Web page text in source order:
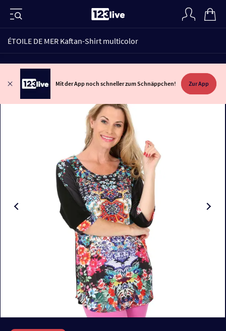
ÉTOILE DE MER Kaftan-Shirt multicolor
Mit der App noch schneller zum Schnäppchen! Zur App